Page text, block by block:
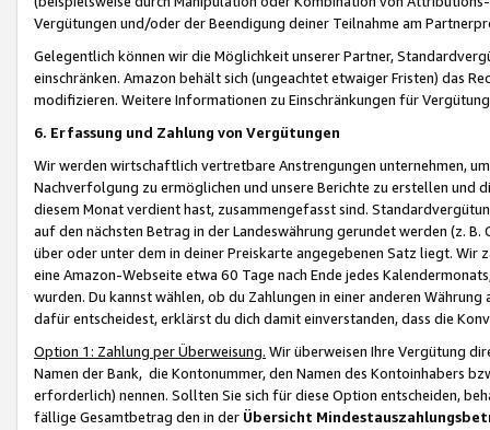
Vergütungen und/oder der Beendigung deiner Teilnahme am
Gelegentlich können wir die Möglichkeit unserer Partner,
einschränken. Amazon behält sich (ungeachtet etwaiger Fristen) das
modifizieren. Weitere Informationen zu Einschränkungen für
6. Erfassung und Zahlung von Vergütungen
Wir werden wirtschaftlich vertretbare Anstrengungen unternehmen,
Nachverfolgung zu ermöglichen und unsere Berichte zu erstellen und
diesem Monat verdient hast, zusammengefasst sind.
auf den nächsten Betrag in der Landeswährung gerundet werden (z.
über oder unter dem in deiner Preiskarte angegebenen Satz liegt.
eine Amazon-Webseite etwa 60 Tage nach Ende jedes
wurden. Du kannst wählen, ob du Zahlungen in einer anderen
dafür entscheidest, erklärst du dich damit einverstanden, dass die
Option 1: Zahlung per Überweisung. Wir überweisen Ihre Vergütung
Namen der Bank, die Kontonummer, den Namen des Kontoinhabers
erforderlich) nennen. Sollten Sie sich für diese Option entscheiden,
fällige Gesamtbetrag den in der Übersicht